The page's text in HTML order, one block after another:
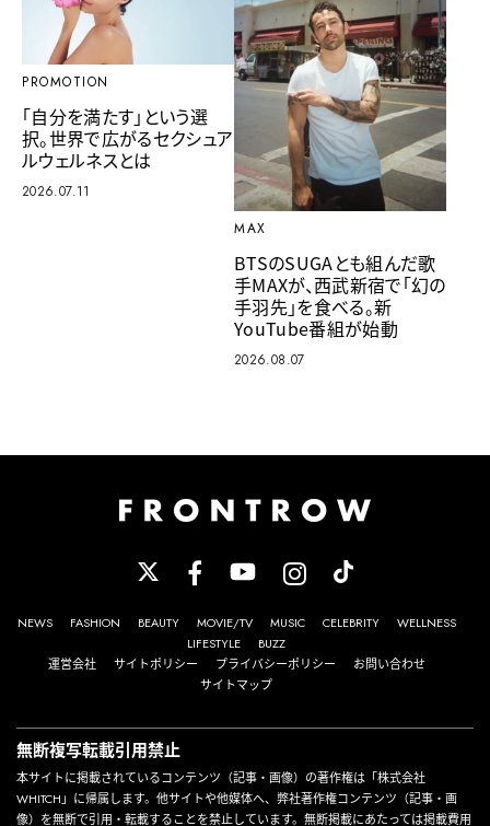
PROMOTION
「自分を満たす」という選
択。世界で広がるセクシュア
ルウェルネスとは
2026.07.11
MAX
BTSのSUGAとも組んだ歌
手MAXが、西武新宿で「幻の
手羽先」を食べる。新
YouTube番組が始動
2026.08.07
NEWS FASHION BEAUTY MOVIE/TV MUSIC CELEBRITY
WELLNESS
LIFESTYLE
BUZZ
運営会社
サイトポリシー プライバシーポリシー
お問い合わせ
サイトマップ
無断複写転載引用禁止
本サイトに掲載されているコンテンツ（記事・画像）の著作権は「株式会社
WHITCH」に帰属します。他サイトや他媒体へ、弊社著作権コンテンツ（記事・画
像）を無断で引用・転載することを禁止しています。無断掲載にあたっては掲載費用